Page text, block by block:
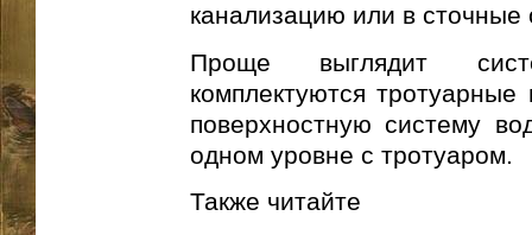
канализацию или в сточные
Проще выглядит
комплектуются
поверхностную систему
одном уровне с тротуаром.
Также читайте